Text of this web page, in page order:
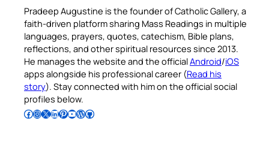
Pradeep Augustine is the founder of Catholic Gallery, a
faith-driven platform sharing Mass Readings in multiple
languages, prayers, quotes, catechism, Bible plans,
reflections, and other spiritual resources since 2013.
He manages the website and the officialAndroid/iOS
apps alongside his professional career (Read his
story). Stay connected with him on the official social
profiles below.
Follow Pradeep on Facebook Follow Pradeep on InstagramFollow Pradeep on X Follow Pradeep on LinkedIn Follow Pradeep on Pinterest Subscribe to Pradeep’s Youtube Channel Follow Pradeep on WordPress Follow Pradeep on GitHub